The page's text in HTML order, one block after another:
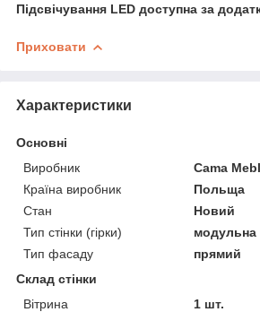
Підсвічування LED доступна за
Приховати
Характеристики
Основні
Виробник
Cama
Країна виробник
Польща
Стан
Новий
Тип стінки (гірки)
модульна
Тип фасаду
прямий
Склад стінки
Вітрина
1 шт.